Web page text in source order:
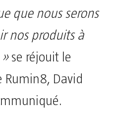
que nous serons
nos produits à
se réjouit le
Rumin8, David